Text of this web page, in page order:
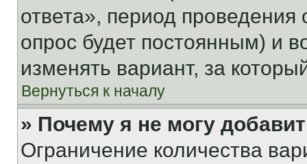
ответа», период проведения
опрос будет постоянным) и
изменять вариант, за
Вернуться к началу
» Почему я не могу
Ограничение количества